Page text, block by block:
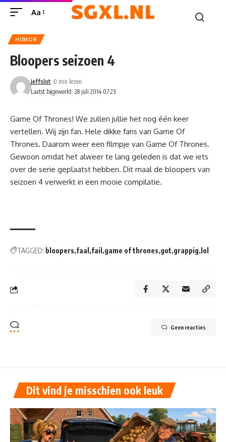
Aa
HUMOR
Bloopers seizoen 4
Laatst bijgewerkt: 28 juli 2014 07:23
jeffslot 0 min lezen
Game Of Thrones! We zullen jullie het nog één keer
vertellen. Wij zijn fan. Hele dikke fans van Game Of
Thrones. Daarom weer een filmpje van Game Of Thrones.
Gewoon omdat het alweer te lang geleden is dat we iets
over de serie geplaatst hebben. Dit maal de bloopers van
seizoen 4 verwerkt in een mooie compilatie.
TAGGED: bloopers faal fail game of thrones got grappig lol
Geen reacties
Dit vind je misschien ook leuk